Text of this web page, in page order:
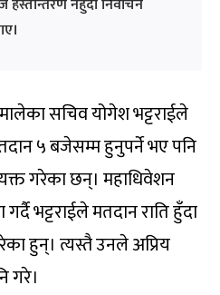
नहुँदा निर्वाचन
सचिव योगेश भट्टराईले
५ बजेसम्म हुनुपर्ने भए पनि
गरेका छन्। महाधिवेशन
भट्टराईले मतदान राति हुँदा
हुन्। त्यस्तै उनले अप्रिय
गरे।